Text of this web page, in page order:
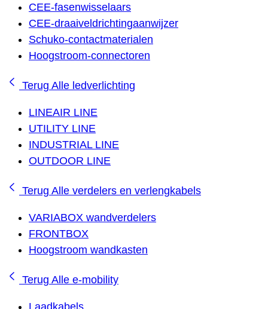
CEE-fasenwisselaars
CEE-draaiveldrichtingaanwijzer
Schuko-contactmaterialen
Hoogstroom-connectoren
Terug Alle ledverlichting
LINEAIR LINE
UTILITY LINE
INDUSTRIAL LINE
OUTDOOR LINE
Terug Alle verdelers en verlengkabels
VARIABOX wandverdelers
FRONTBOX
Hoogstroom wandkasten
Terug Alle e-mobility
Laadkabels